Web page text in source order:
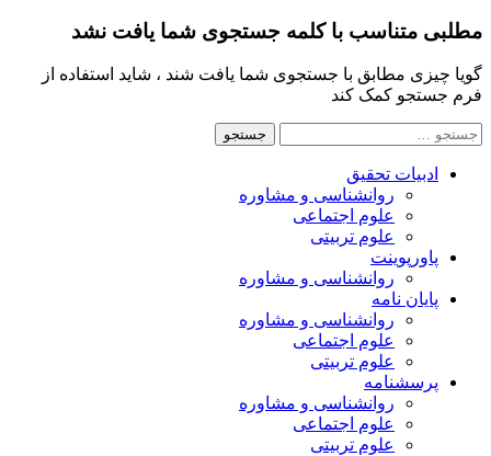
مطلبی متناسب با کلمه جستجوی شما یافت نشد
گویا چیزی مطابق با جستجوی شما یافت شند ، شاید استفاده از
فرم جستجو کمک کند
جستجو
ادبیات تحقیق
روانشناسی و مشاوره
علوم اجتماعی
علوم تربیتی
پاورپوینت
روانشناسی و مشاوره
پایان نامه
روانشناسی و مشاوره
علوم اجتماعی
علوم تربیتی
پرسشنامه
روانشناسی و مشاوره
علوم اجتماعی
علوم تربیتی